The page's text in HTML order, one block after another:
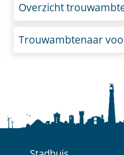
Overzicht
Trouwambtenaar